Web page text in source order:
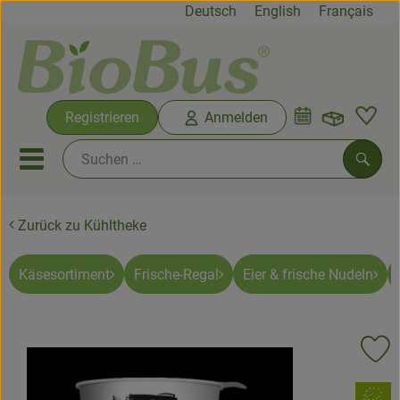
Deutsch English Français
Registrieren Anmelden
Mobiles Menu öffnen oder
Biokisten
Rezepte
Zurück zu Kühltheke
Käsesortiment Frische-Regal Eier & frische Nudeln
, Verband: